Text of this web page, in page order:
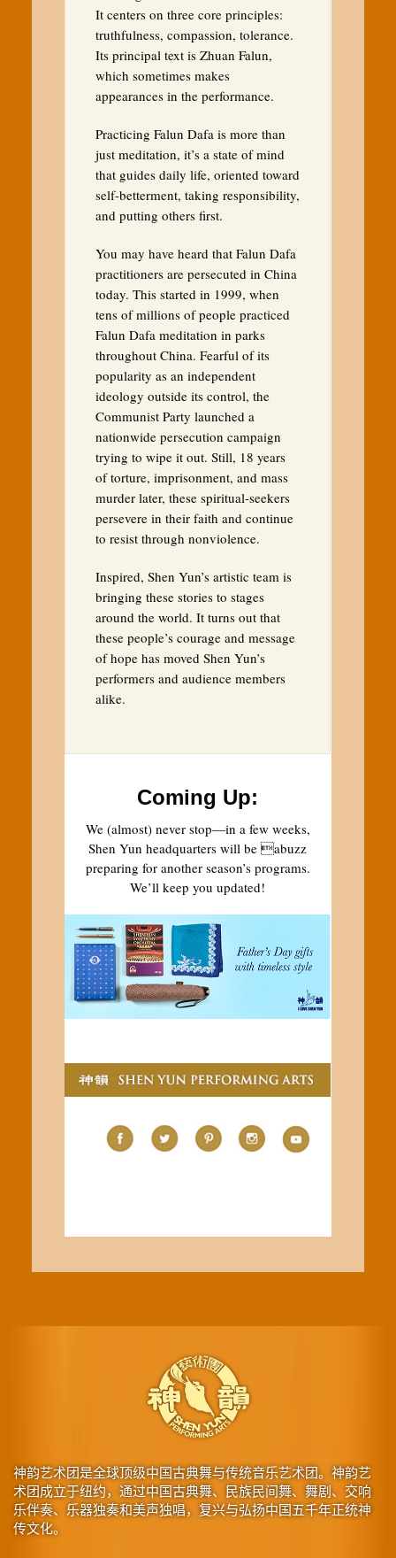
神韵艺术团是全球顶级中国古典舞与传统音乐艺术团。神韵艺
术团成立于纽约，通过中国古典舞、民族民间舞、舞剧、交响
乐伴奏、乐器独奏和美声独唱，复兴与弘扬中国五千年正统神
传文化。